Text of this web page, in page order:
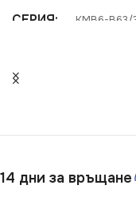
СЕРИЯ KMB6-B63/
14 дни за връщане